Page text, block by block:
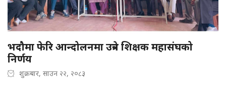
भदौमा फेरि आन्दोलनमा उत्रने शिक्षक महासंघको
निर्णय
शुक्रबार, साउन २२, २०८३